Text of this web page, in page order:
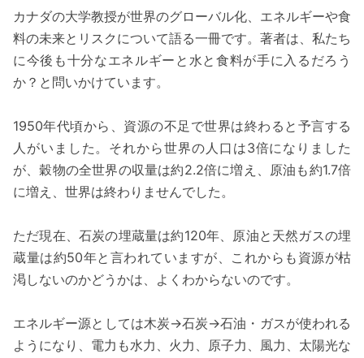
カナダの大学教授が世界のグローバル化、エネルギーや食
料の未来とリスクについて語る一冊です。著者は、私たち
に今後も十分なエネルギーと水と食料が手に入るだろう
か？と問いかけています。
1950年代頃から、資源の不足で世界は終わると予言する
人がいました。それから世界の人口は3倍になりました
が、穀物の全世界の収量は約2.2倍に増え、原油も約1.7倍
に増え、世界は終わりませんでした。
ただ現在、石炭の埋蔵量は約120年、原油と天然ガスの埋
蔵量は約50年と言われていますが、これからも資源が枯
渇しないのかどうかは、よくわからないのです。
エネルギー源としては木炭→石炭→石油・ガスが使われる
ようになり、電力も水力、火力、原子力、風力、太陽光な